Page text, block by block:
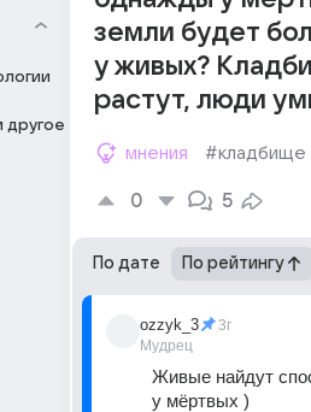
другое
земли будет
у живых?
растут, люди
мнения #кладбище
0 5
По дате По рейтингу
ozzyk_3
Мудрец
3г
Живые найдут
у мёртвых )